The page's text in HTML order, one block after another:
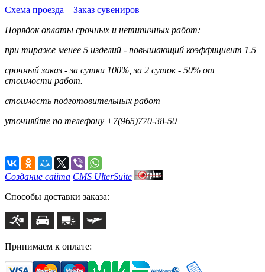
Схема проезда
Заказ сувениров
Порядок оплаты срочных и нетипичных работ:
при тираже менее 5 изделий - повышающий коэффициент 1.5
срочный заказ - за сутки 100%, за 2 суток - 50% от
стоимости работ.
стоимость подготовительных работ
уточняйте по телефону +7(965)770-38-50
Создание сайта CMS UlterSuite
Способы доставки заказа:
Принимаем к оплате: